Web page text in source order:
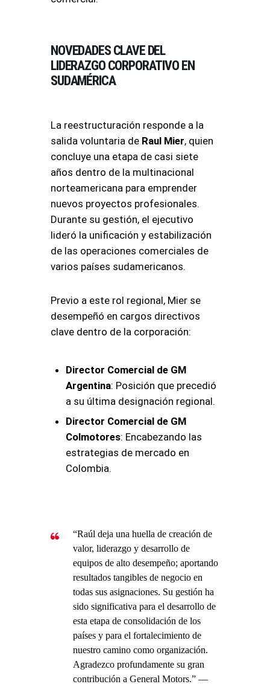
NOVEDADES CLAVE DEL
LIDERAZGO CORPORATIVO EN
SUDAMÉRICA
La reestructuración responde a la
salida voluntaria de Raul Mier, quien
concluye una etapa de casi siete
años dentro de la multinacional
norteamericana para emprender
nuevos proyectos profesionales.
Durante su gestión, el ejecutivo
lideró la unificación y estabilización
de las operaciones comerciales de
varios países sudamericanos.
Previo a este rol regional, Mier se
desempeñó en cargos directivos
clave dentro de la corporación:
Director Comercial de GM
Argentina: Posición que precedió
a su última designación regional.
Director Comercial de GM
Colmotores: Encabezando las
estrategias de mercado en
Colombia.
“Raúl deja una huella de creación de
valor, liderazgo y desarrollo de
equipos de alto desempeño; aportando
resultados tangibles de negocio en
todas sus asignaciones. Su gestión ha
sido significativa para el desarrollo de
esta etapa de consolidación de los
países y para el fortalecimiento de
nuestro camino como organización.
Agradezco profundamente su gran
contribución a General Motors.” —